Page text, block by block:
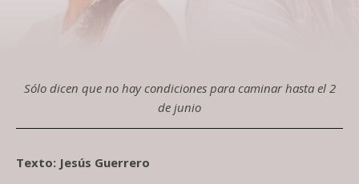
Sólo dicen que no hay condiciones para caminar hasta el 2
de junio
Texto: Jesús Guerrero